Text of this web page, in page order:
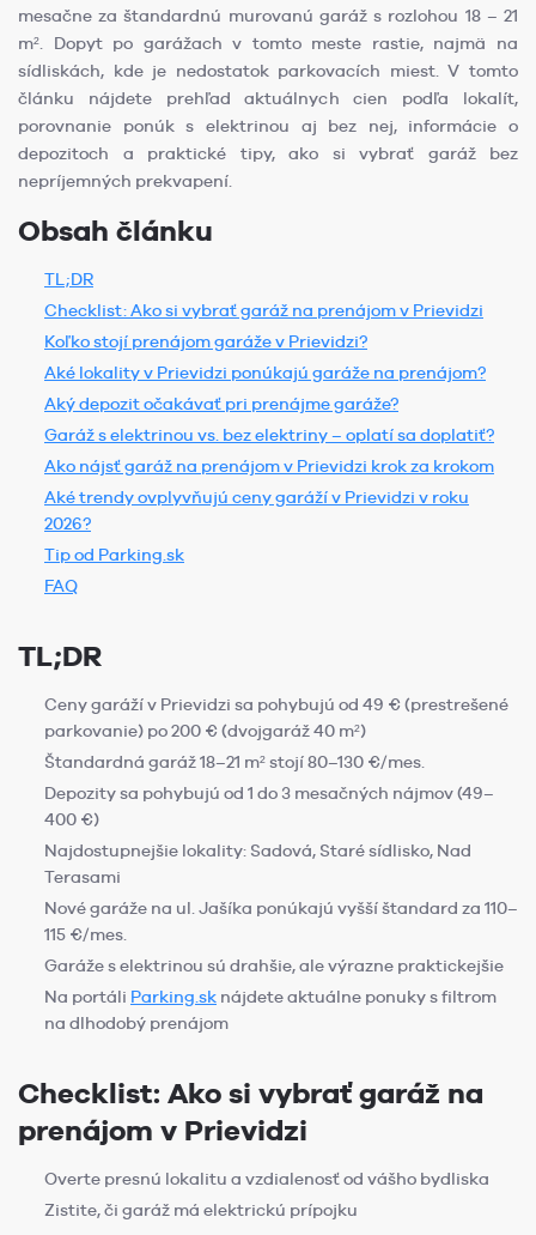
mesačne za štandardnú murovanú garáž s rozlohou 18 – 21
m². Dopyt po garážach v tomto meste rastie, najmä na
sídliskách, kde je nedostatok parkovacích miest. V tomto
článku nájdete prehľad aktuálnych cien podľa lokalít,
porovnanie ponúk s elektrinou aj bez nej, informácie o
depozitoch a praktické tipy, ako si vybrať garáž bez
nepríjemných prekvapení.
Obsah článku
TL;DR
Checklist: Ako si vybrať garáž na prenájom v Prievidzi
Koľko stojí prenájom garáže v Prievidzi?
Aké lokality v Prievidzi ponúkajú garáže na prenájom?
Aký depozit očakávať pri prenájme garáže?
Garáž s elektrinou vs. bez elektriny – oplatí sa doplatiť?
Ako nájsť garáž na prenájom v Prievidzi krok za krokom
Aké trendy ovplyvňujú ceny garáží v Prievidzi v roku
2026?
Tip od Parking.sk
FAQ
TL;DR
Ceny garáží v Prievidzi sa pohybujú od 49 € (prestrešené
parkovanie) po 200 € (dvojgaráž 40 m²)
Štandardná garáž 18–21 m² stojí 80–130 €/mes.
Depozity sa pohybujú od 1 do 3 mesačných nájmov (49–
400 €)
Najdostupnejšie lokality: Sadová, Staré sídlisko, Nad
Terasami
Nové garáže na ul. Jašíka ponúkajú vyšší štandard za 110–
115 €/mes.
Garáže s elektrinou sú drahšie, ale výrazne praktickejšie
Na portáli Parking.sk nájdete aktuálne ponuky s filtrom
na dlhodobý prenájom
Checklist: Ako si vybrať garáž na
prenájom v Prievidzi
Overte presnú lokalitu a vzdialenosť od vášho bydliska
Zistite, či garáž má elektrickú prípojku